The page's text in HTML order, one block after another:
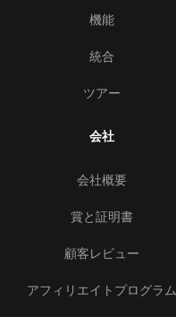
機能
統合
ツアー
会社
会社概要
賞と証明書
顧客レビュー
アフィリエイトプログラム